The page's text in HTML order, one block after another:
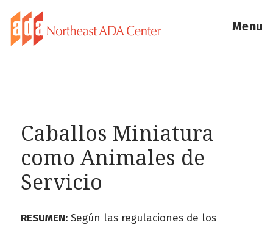
Menu
Caballos Miniatura
como Animales de
Servicio
RESUMEN: Según las regulaciones de los